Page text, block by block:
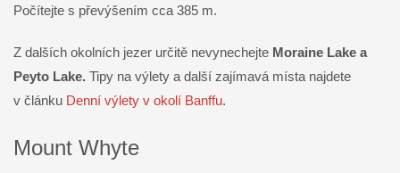
Počítejte s převýšením cca 385 m.
Z dalších okolních jezer určitě nevynechejte Moraine Lake a
Peyto Lake. Tipy na výlety a další zajímavá místa najdete
v článku Denní výlety v okolí Banffu.
Mount Whyte